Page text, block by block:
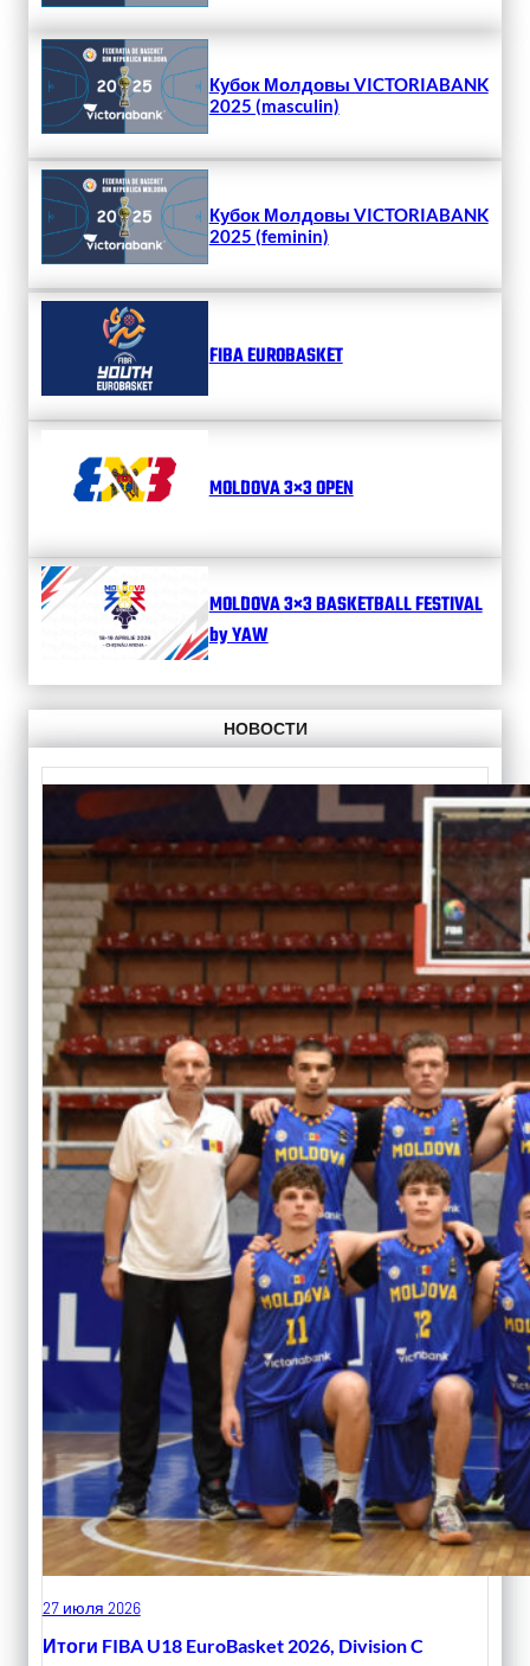
Кубок Молдовы VICTORIABANK
2025 (masculin)
Кубок Молдовы VICTORIABANK
2025 (feminin)
FIBA EUROBASKET
MOLDOVA 3×3 OPEN
MOLDOVA 3×3 BASKETBALL FESTIVAL
by YAW
НОВОСТИ
27 июля 2026
Итоги FIBA U18 EuroBasket 2026, Division C